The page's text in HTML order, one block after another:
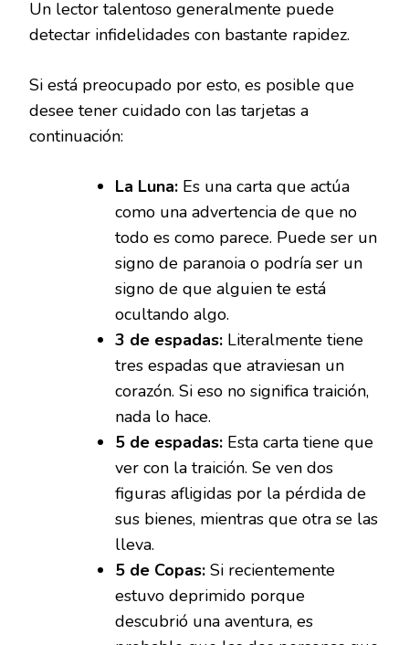
Un lector talentoso generalmente puede
detectar infidelidades con bastante rapidez.
Si está preocupado por esto, es posible que
desee tener cuidado con las tarjetas a
continuación:
La Luna: Es una carta que actúa
como una advertencia de que no
todo es como parece. Puede ser un
signo de paranoia o podría ser un
signo de que alguien te está
ocultando algo.
3 de espadas: Literalmente tiene
tres espadas que atraviesan un
corazón. Si eso no significa traición,
nada lo hace.
5 de espadas: Esta carta tiene que
ver con la traición. Se ven dos
figuras afligidas por la pérdida de
sus bienes, mientras que otra se las
lleva.
5 de Copas: Si recientemente
estuvo deprimido porque
descubrió una aventura, es